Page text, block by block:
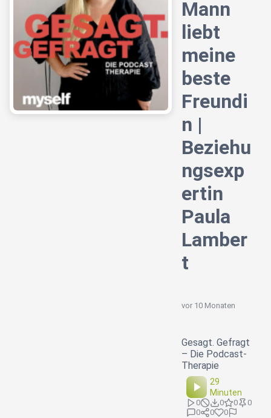
Mann
liebt
meine
beste
Freundi
n |
Beziehu
ngsexp
ertin
Paula
Lamber
t
vor 10 Monaten
Gesagt. Gefragt
– Die Podcast-
Therapie
29
Minuten
0 0 0
0
0
0 0